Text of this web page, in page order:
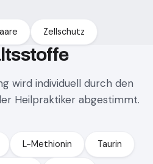
Zellschutz
wird individuell durch den
Heilpraktiker abgestimmt.
L-Methionin Taurin